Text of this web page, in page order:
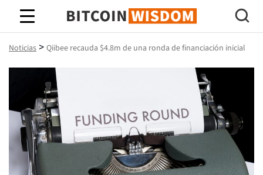
Sabiduría de Bitcoin
Noticias > Qiibee recauda $4.8m de una ronda de financiación inicial